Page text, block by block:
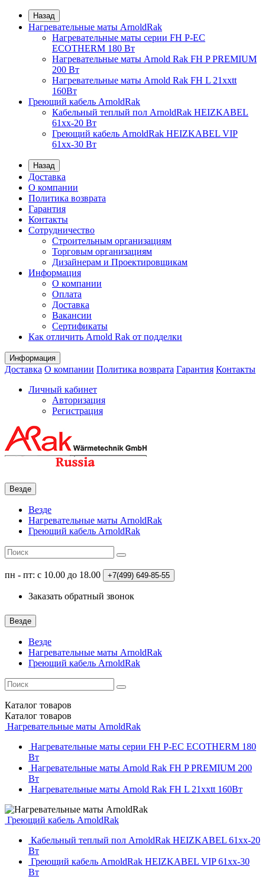
Назад
Нагревательные маты ArnoldRak
Нагревательные маты серии FH P-EC
ECOTHERM 180 Вт
Нагревательные маты Arnold Rak FH P PREMIUM
200 Вт
Нагревательные маты Arnold Rak FH L 21xxtt
160Вт
Греющий кабель ArnoldRak
Кабельный теплый пол ArnoldRak HEIZKABEL
61xx-20 Вт
Греющий кабель ArnoldRak HEIZKABEL VIP
61xx-30 Вт
Назад
Доставка
О компании
Политика возврата
Гарантия
Контакты
Сотрудничество
Строительным организациям
Торговым организациям
Дизайнерам и Проектировщикам
Информация
О компании
Оплата
Доставка
Вакансии
Сертификаты
Как отличить Arnold Rak от подделки
Информация
Доставка О компании Политика возврата Гарантия Контакты
Личный кабинет
Авторизация
Регистрация
Везде
Везде
Нагревательные маты ArnoldRak
Греющий кабель ArnoldRak
пн - пт: с 10.00 до 18.00 +7(499) 649-85-55
Заказать обратный звонок
Везде
Везде
Нагревательные маты ArnoldRak
Греющий кабель ArnoldRak
Каталог товаров
Каталог товаров
Нагревательные маты ArnoldRak
Нагревательные маты серии FH P-EC ECOTHERM 180
Вт
Нагревательные маты Arnold Rak FH P PREMIUM 200
Вт
Нагревательные маты Arnold Rak FH L 21xxtt 160Вт
Греющий кабель ArnoldRak
Кабельный теплый пол ArnoldRak HEIZKABEL 61xx-20
Вт
Греющий кабель ArnoldRak HEIZKABEL VIP 61xx-30
Вт